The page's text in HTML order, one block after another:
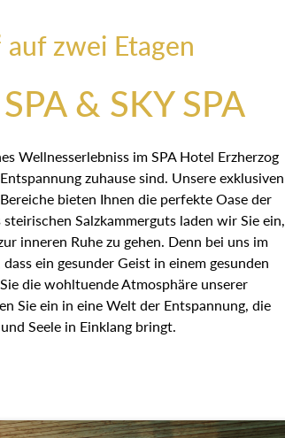
auf zwei Etagen
& SKY SPA
Wellnesserlebniss im SPA Hotel Erzherzog
zuhause sind. Unsere exklusiven
-Bereiche bieten Ihnen die perfekte Oase der
Salzkammerguts laden wir Sie ein,
inneren Ruhe zu gehen. Denn bei uns im
ein gesunder Geist in einem gesunden
die wohltuende Atmosphäre unserer
Sie ein in eine Welt der Entspannung, die
Seele in Einklang bringt.